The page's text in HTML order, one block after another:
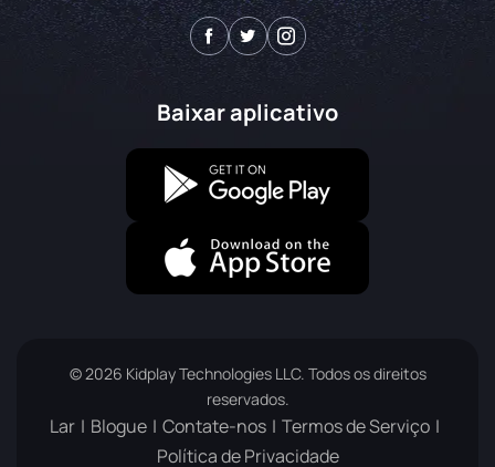
Baixar aplicativo
© 2026 Kidplay Technologies LLC. Todos os direitos
reservados.
Lar Blogue Contate-nos
Termos de Serviço
Política de Privacidade